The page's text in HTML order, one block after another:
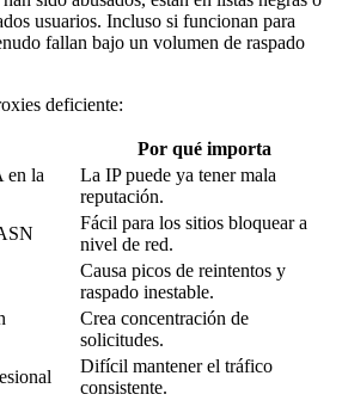
usuarios. Incluso si funcionan para
fallan bajo un volumen de raspado
deficiente:
Por qué importa
en la
La IP puede ya tener mala
reputación.
Fácil para los sitios bloquear a
nivel de red.
Causa picos de reintentos y
raspado inestable.
Crea concentración de
solicitudes.
Difícil mantener el tráfico
consistente.